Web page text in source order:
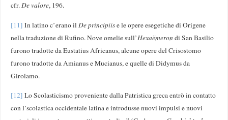
cfr.De valore, 196.
[11] In latino c’erano il De principiise le opere esegetiche di Origene
nella traduzione di Rufino. Nove omelie sull’Hexaëmerondi San Basilio
furono tradotte da Eustatius Africanus, alcune opere del Crisostomo
furono tradotte da Amianus e Mucianus, e quelle di Didymus da
Girolamo.
[12] Lo Scolasticismo proveniente dalla Patristica greca entrò in contatto
con l’scolastica occidentale latina e introdusse nuovi impulsi e nuovi